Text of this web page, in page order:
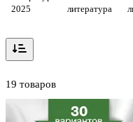
2025
литература
19 товаров